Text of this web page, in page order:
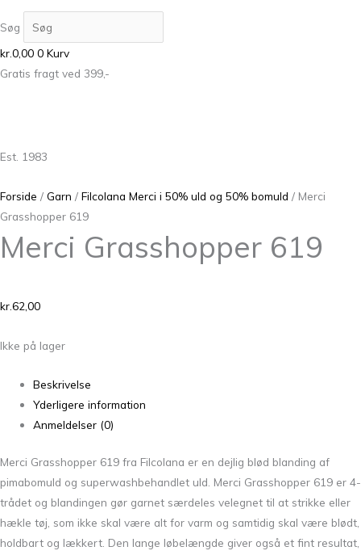
Søg
kr.0,00 0 Kurv
Gratis fragt ved 399,-
Est. 1983
Forside / Garn / Filcolana Merci i 50% uld og 50% bomuld / Merci
Grasshopper 619
Merci Grasshopper 619
kr.62,00
Ikke på lager
Beskrivelse
Yderligere information
Anmeldelser (0)
Merci Grasshopper 619 fra Filcolana er en dejlig blød blanding af
pimabomuld og superwashbehandlet uld. Merci Grasshopper 619 er 4-
trådet og blandingen gør garnet særdeles velegnet til at strikke eller
hækle tøj, som ikke skal være alt for varm og samtidig skal være blødt,
holdbart og lækkert. Den lange løbelængde giver også et fint resultat,